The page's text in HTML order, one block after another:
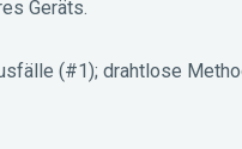
Geräts.
(#1); drahtlose